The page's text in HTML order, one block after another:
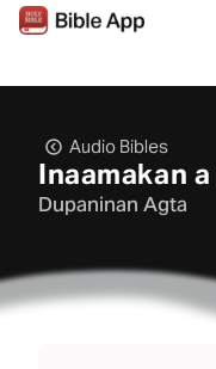
Audio Bibles
Inaamakan
Dupaninan Agta